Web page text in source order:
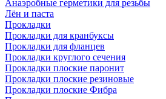
Анаэробные герметики для резьбы
Лён и паста
Прокладки
Прокладки для кранбуксы
Прокладки для фланцев
Прокладки круглого сечения
Прокладки плоские паронит
Прокладки плоские резиновые
Прокладки плоские Фибра